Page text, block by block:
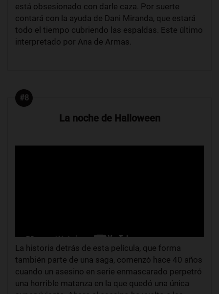
está obsesionado con darle caza. Por suerte
contará con la ayuda de Dani Miranda, que estará
todo el tiempo cubriendo las espaldas. Este último
interpretado por Ana de Armas.
#8
La noche de Halloween
La historia detrás de esta película, que forma
también parte de una saga, comenzó hace 40 años
cuando un asesino en serie enmascarado perpetró
una horrible matanza en la que quedó una única